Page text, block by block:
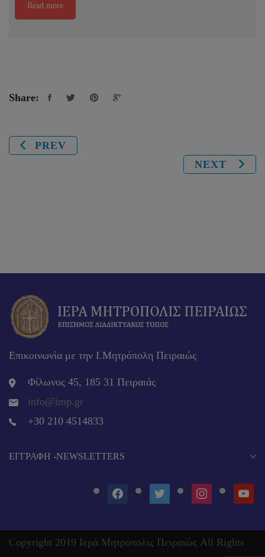
Read more
Share:
PREV
NEXT
Επικοινωνία με την Ι.Μητρόπολη Πειραιώς
Φίλωνος 45, 185 31 Πειραιάς
info@imp.gr
+30 210 4514833
EΓΓΡΑΦΉ -NEWSLETTERS
FACEBOOKTWITTER INSTAGRAM
Copyright 2019 Ιερά Μητρόπολις Πειραιώς All Rights